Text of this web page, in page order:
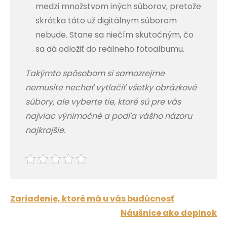
medzi množstvom iných súborov, pretože
skrátka táto už digitálnym súborom
nebude. Stane sa niečím skutočným, čo
sa dá odložiť do reálneho fotoalbumu.
Takýmto spôsobom si samozrejme
nemusíte nechať vytlačiť všetky obrázkové
súbory, ale vyberte tie, ktoré sú pre vás
najviac výnimočné a podľa vášho názoru
najkrajšie.
Post
Zariadenie, ktoré má u vás budúcnosť
Náušnice ako doplnok